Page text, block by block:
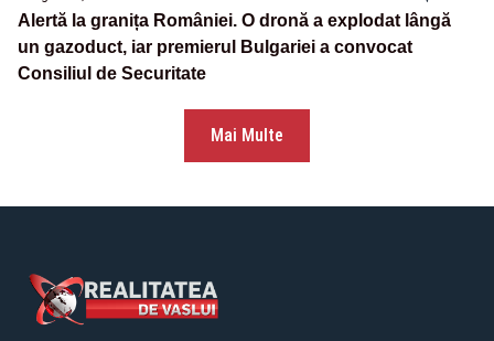
Alertă la granița României. O dronă a explodat lângă
un gazoduct, iar premierul Bulgariei a convocat
Consiliul de Securitate
Mai Multe